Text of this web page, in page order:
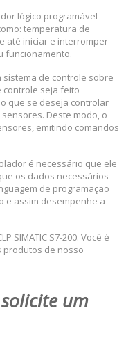
lógico programável
temperatura de
até iniciar e interromper
funcionamento.
sistema de controle sobre
controle seja feito
que se deseja controlar
Deste modo, o
emitindo comandos
é necessário que ele
os dados necessários
de programação
e assim desempenhe a
SIMATIC S7-200. Você é
produtos de nosso
um